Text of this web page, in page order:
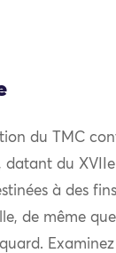
du TMC
datant du
à des
de même